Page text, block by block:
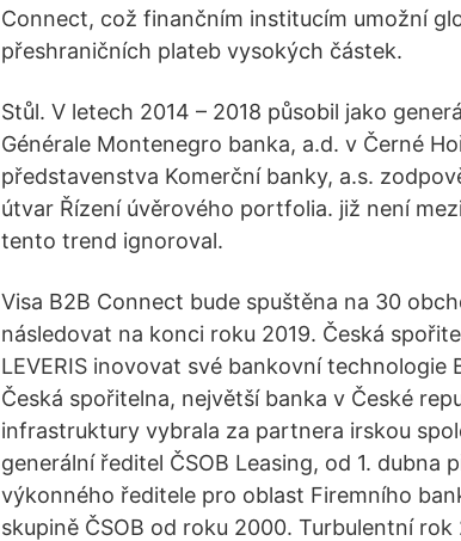
Connect, což finančním institucím umožní
přeshraničních plateb vysokých částek.
Stůl. V letech 2014 – 2018 působil jako
Générale Montenegro banka, a.d. v Černé
představenstva Komerční banky, a.s.
útvar Řízení úvěrového portfolia. již není
tento trend ignoroval.
Visa B2B Connect bude spuštěna na 30
následovat na konci roku 2019. Česká
LEVERIS inovovat své bankovní technologie
Česká spořitelna, největší banka v České
infrastruktury vybrala za partnera irskou
generální ředitel ČSOB Leasing, od 1. dubna
výkonného ředitele pro oblast Firemního
skupině ČSOB od roku 2000. Turbulentní